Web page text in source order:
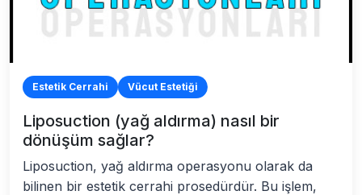
Estetik Cerrahi Vücut Estetiği
Liposuction (yağ aldırma) nasıl bir
dönüşüm sağlar?
Liposuction, yağ aldırma operasyonu olarak da
bilinen bir estetik cerrahi prosedürdür. Bu işlem,